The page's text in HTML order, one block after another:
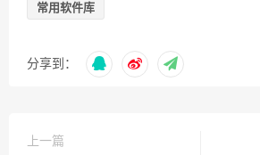
常用软件库
分享到：
上一篇